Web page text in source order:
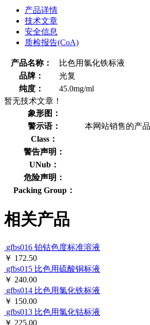
产品详情
技术文章
安全信息
质检报告(CoA)
产品名称：
比色用氯化铁标液
品牌：
光复
纯度：
45.0mg/ml
暂无技术文章！
象形图：
警示语：
本网站销售的产
Class：
警告声明：
UNub：
危险声明：
Packing Group：
相关产品
gfbs016 铂钴色度标准溶液
￥ 172.50
gfbs015 比色用硫酸铜标液
￥ 240.00
gfbs014 比色用氯化铁标液
￥ 150.00
gfbs013 比色用氯化钴标液
￥ 225.00